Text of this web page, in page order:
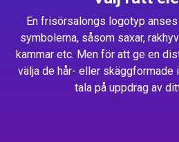
En frisörsalongs logotyp
symbolerna, såsom saxar,
kammar etc. Men för att ge en
välja de hår- eller skäggformade
tala på uppdrag av